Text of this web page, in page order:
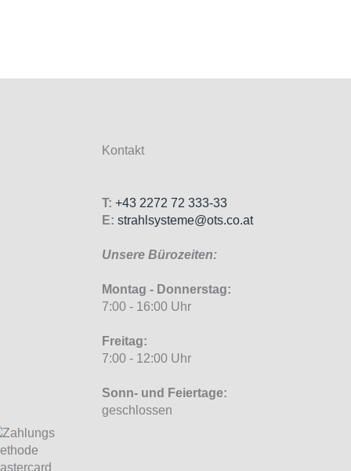
Kontakt
T: +43 2272 72 333-33
E: strahlsysteme@ots.co.at
Unsere Bürozeiten:
Montag - Donnerstag:
7:00 - 16:00 Uhr
Freitag:
7:00 - 12:00 Uhr
Sonn- und Feiertage:
geschlossen